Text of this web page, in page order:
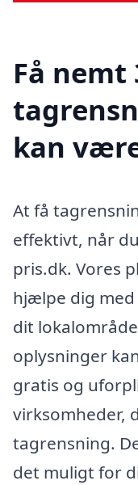
Få
kan
At få
effektivt, når
pris.dk. Vores
hjælpe dig
dit
oplysninger
gratis og
virksomheder,
tagrensning.
det muligt for